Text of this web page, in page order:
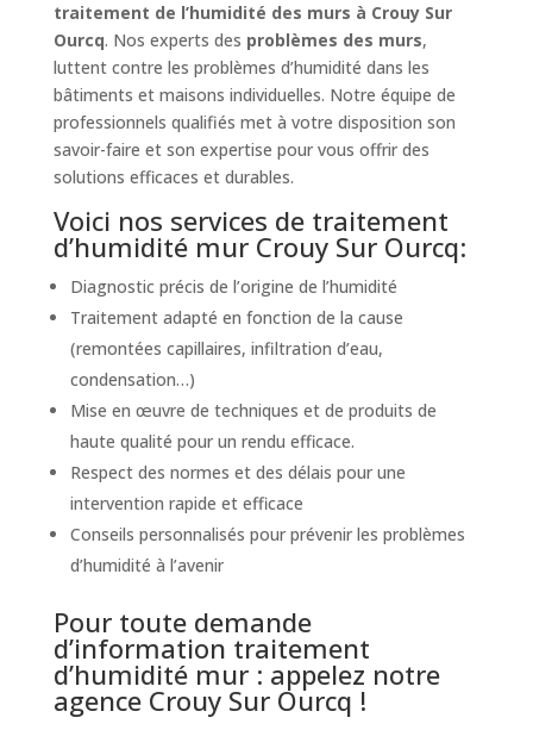
traitement de l’humidité des murs à Crouy Sur
Ourcq. Nos experts des problèmes des murs,
luttent contre les problèmes d’humidité dans les
bâtiments et maisons individuelles. Notre équipe de
professionnels qualifiés met à votre disposition son
savoir-faire et son expertise pour vous offrir des
solutions efficaces et durables.
Voici nos services de traitement
d’humidité mur Crouy Sur Ourcq:
Diagnostic précis de l’origine de l’humidité
Traitement adapté en fonction de la cause
(remontées capillaires, infiltration d’eau,
condensation…)
Mise en œuvre de techniques et de produits de
haute qualité pour un rendu efficace.
Respect des normes et des délais pour une
intervention rapide et efficace
Conseils personnalisés pour prévenir les problèmes
d’humidité à l’avenir
Pour toute demande
d’information traitement
d’humidité mur : appelez notre
agence Crouy Sur Ourcq !